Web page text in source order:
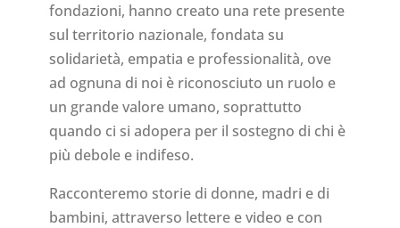
fondazioni, hanno creato una rete presente
sul territorio nazionale, fondata su
solidarietà, empatia e professionalità, ove
ad ognuna di noi è riconosciuto un ruolo e
un grande valore umano, soprattutto
quando ci si adopera per il sostegno di chi è
più debole e indifeso.
Racconteremo storie di donne, madri e di
bambini, attraverso lettere e video e con